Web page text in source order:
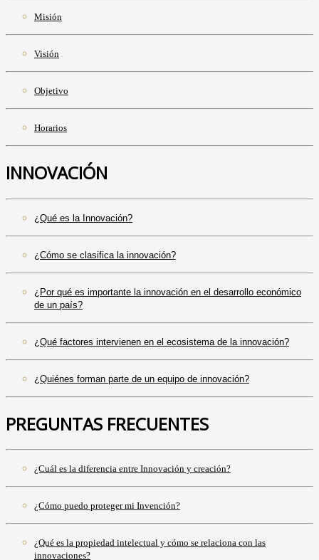
Misión
Visión
Objetivo
Horarios
INNOVACIÓN
¿Qué es la Innovación?
¿Cómo se clasifica la innovación?
¿Por qué es importante la innovación en el desarrollo económico
de un país?
¿Qué factores intervienen en el ecosistema de la innovación?
¿Quiénes forman parte de un equipo de innovación?
PREGUNTAS FRECUENTES
¿Cuál es la diferencia entre Innovación y creación?
¿Cómo puedo proteger mi Invención?
¿Qué es la propiedad intelectual y cómo se relaciona con las
innovaciones?